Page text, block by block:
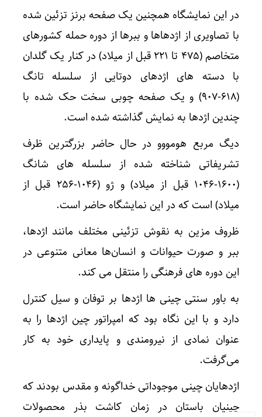
در این نمایشگاه همچنین یک صفحه برنز تزئین شده
با تصاویری از اژدهاها و ببرها از دوره حمله کشورهای
متخاصم (۴۷۵ تا ۲۲۱ قبل از میلاد) در کنار یک گلدان
با دسته های اژدهای دوتایی از سلسله تانگ
(۶۱۸-۹۰۷) و یک صفحه چوبی سخت حک شده با
چندین اژدها به نمایش گذاشته شده است.
دیگ مربع هومووو در حال حاضر بزرگترین ظرف
تشریفاتی شناخته شده از سلسله های شانگ
(۱۶۰۰-۱۰۴۶ قبل از میلاد) و ژو (۱۰۴۶-۲۵۶ قبل از
میلاد) است که در این نمایشگاه حاضر است.
ظروف مزین به نقوش تزئینی مختلف مانند اژدها،
ببر و صورت حیوانات و انسان‌ها معانی متنوعی در
این دوره های فرهنگی را منتقل می کند.
به باور سنتی چینی ها اژدها بر توفان و سیل کنترل
دارد و با این نگاه بود که امپراتور چین اژدها را به
عنوان نمادی از نیرومندی و پایداری خود به کار
می‌گرفت.
اژدهایان چینی موجوداتی خداگونه و مقدس بودند که
چینیان باستان در زمان کاشت بذر محصولات